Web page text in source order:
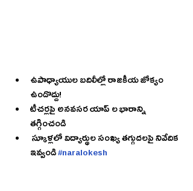
ఉపాధ్యాయుల బదిలీల్లో రాజకీయ జోక్యం
ఉండొద్దు!
టీచర్లపై అనవసర యాప్ ల భారాన్ని
తగ్గించండి
ఇవ్వండి #naralokesh